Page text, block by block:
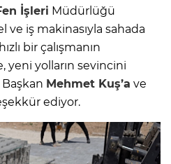
İşleri Müdürlüğü
ve iş makinasıyla sahada
bir çalışmanın
yeni yolların sevincini
Mehmet Kuş’a ve
ediyor.